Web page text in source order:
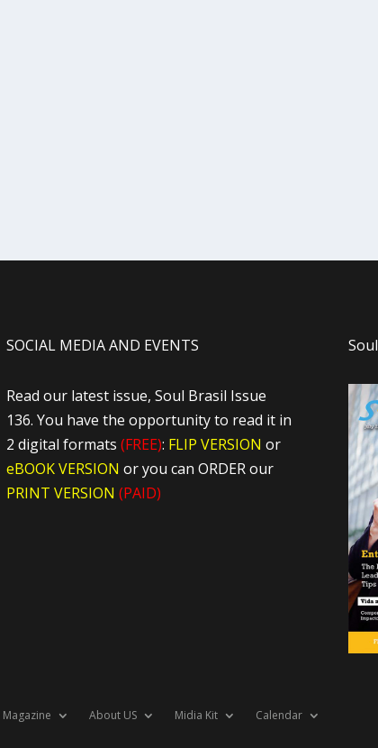
SOCIAL MEDIA AND EVENTS
Read our latest issue, Soul Brasil Issue
136. You have the opportunity to read it in
2 digital formats (FREE): FLIP VERSION or
eBOOK VERSION or you can ORDER our
PRINT VERSION (PAID)
Magazine About US Midia Kit Calendar